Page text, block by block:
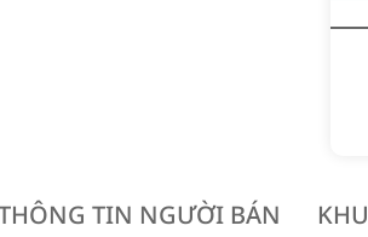
TIN NGƯỜI BÁN